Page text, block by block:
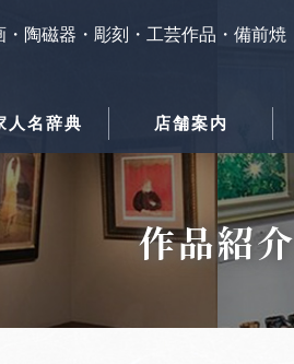
・陶磁器・彫刻・工芸作品・備前焼
人名辞典 店舗案内
作品紹介